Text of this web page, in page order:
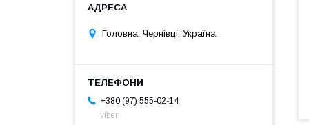
Головна, Чернівці, Україна
+380 (97) 555-02-14
viber